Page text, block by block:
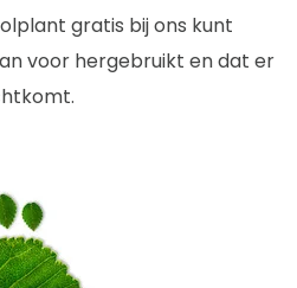
gratis bij ons kunt
voor hergebruikt en dat er